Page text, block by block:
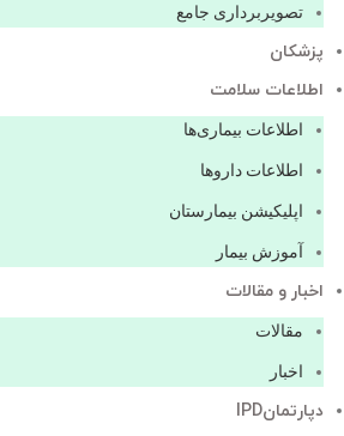
تصویربرداری جامع
پزشكان
اطلاعات سلامت
اطلاعات بیماری‌ها
اطلاعات دارو‌ها
اپليكيشن بيمارستان
آموزش بیمار
اخبار و مقالات
مقالات
اخبار
دپارتمانIPD